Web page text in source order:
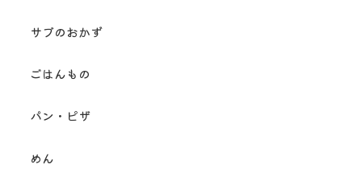
サブのおかず
ごはんもの
パン・ピザ
めん